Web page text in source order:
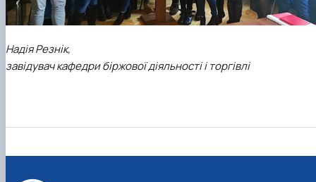
Надія Резнік,
завідувач кафедри біржової діяльності і торгівлі